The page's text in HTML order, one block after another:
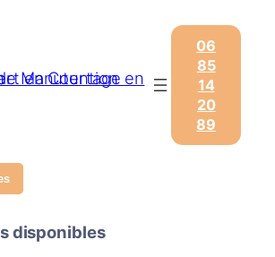
06
85
14
20
89
disponibles